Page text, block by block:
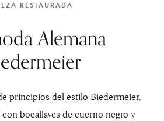
RESTAURADA
Alemana
principios del estilo Biedermeier,
con bocallaves de cuerno negro y